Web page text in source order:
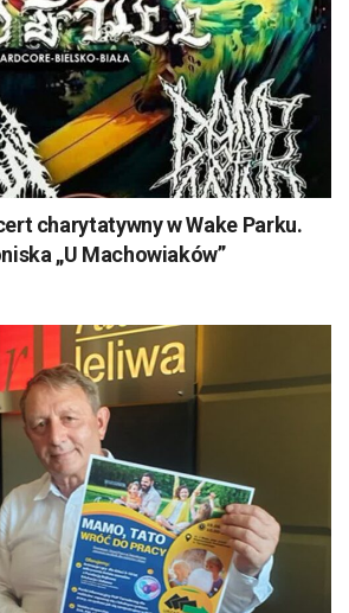
charytatywny w Wake Parku.
„U Machowiaków”